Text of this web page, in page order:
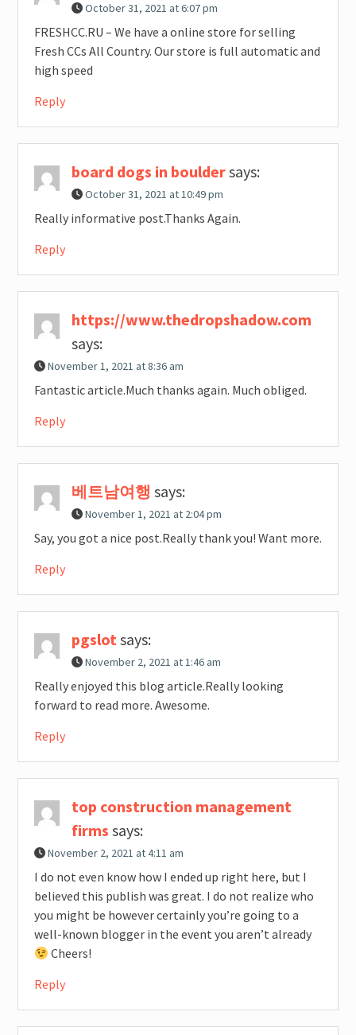
October 31, 2021 at 6:07 pm
FRESHCC.RU – We have a online store for selling
Fresh CCs All Country. Our store is full automatic and
high speed
Reply
board dogs in bouldersays:
October 31, 2021 at 10:49 pm
Really informative post.Thanks Again.
Reply
https://www.thedropshadow.com
says:
November 1, 2021 at 8:36 am
Fantastic article.Much thanks again. Much obliged.
Reply
베트남여행 says:
November 1, 2021 at 2:04 pm
Say, you got a nice post.Really thank you! Want more.
Reply
pgslotsays:
November 2, 2021 at 1:46 am
Really enjoyed this blog article.Really looking
forward to read more. Awesome.
Reply
top construction management
firms says:
November 2, 2021 at 4:11 am
I do not even know how I ended up right here, but I
believed this publish was great. I do not realize who
you might be however certainly you’re going to a
well-known blogger in the event you aren’t already
Cheers!
Reply